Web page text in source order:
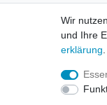
Wir
und Ihre
erklärung